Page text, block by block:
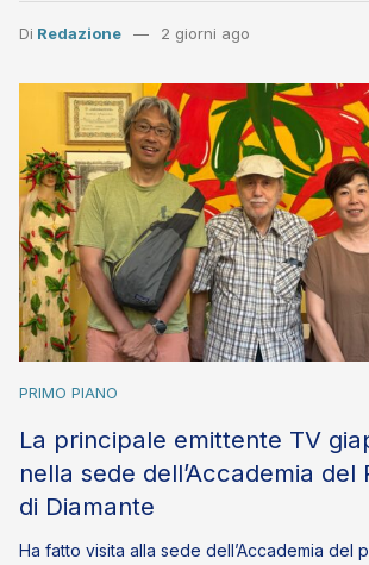
Di Redazione 2 giorni ago
PRIMO PIANO
La principale emittente TV
nella sede dell’Accademia del
di Diamante
Ha fatto visita alla sede dell’Accademia del